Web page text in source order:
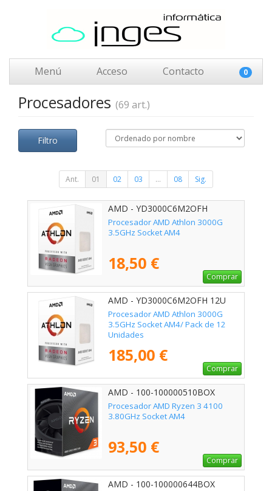
Menú Acceso Contacto 0
Procesadores (69 art.)
Filtro
Ant. 01 02 03 ... 08 Sig.
AMD - YD3000C6M2OFH
Procesador AMD Athlon 3000G
3.5GHz Socket AM4
18,50 €
Comprar
AMD - YD3000C6M2OFH 12U
Procesador AMD Athlon 3000G
3.5GHz Socket AM4/ Pack de 12
Unidades
185,00 €
Comprar
AMD - 100-100000510BOX
Procesador AMD Ryzen 3 4100
3.80GHz Socket AM4
93,50 €
Comprar
AMD - 100-100000644BOX